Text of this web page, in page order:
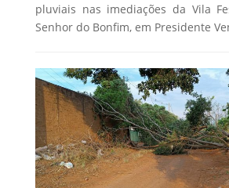
pluviais nas imediações da Vila
Senhor do Bonfim, em Presidente